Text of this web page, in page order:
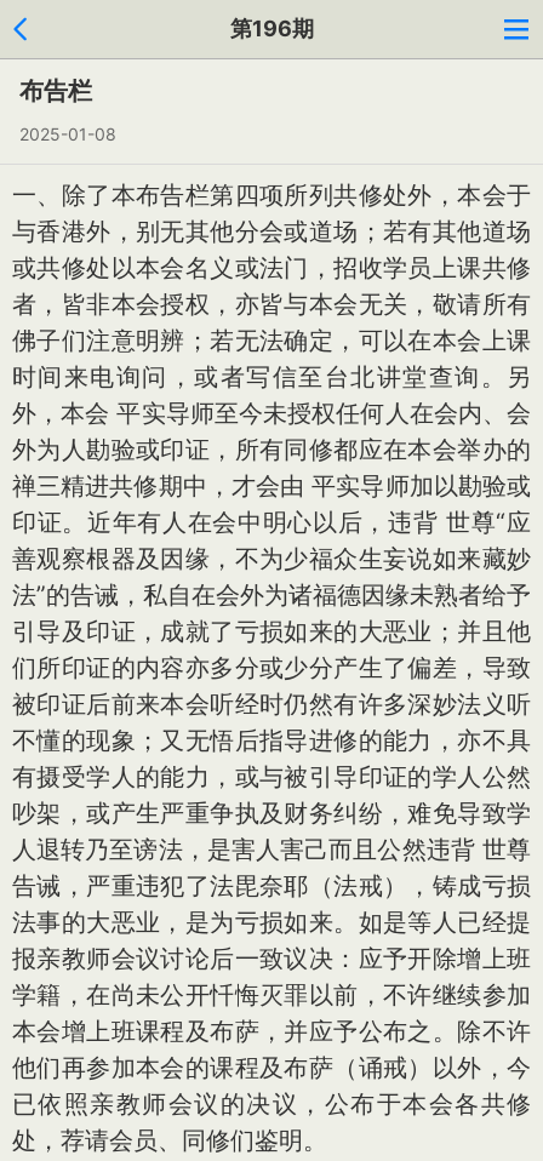
第196期
布告栏
2025-01-08
一、除了本布告栏第四项所列共修处外，本会于
与香港外，别无其他分会或道场；若有其他道场
或共修处以本会名义或法门，招收学员上课共修
者，皆非本会授权，亦皆与本会无关，敬请所有
佛子们注意明辨；若无法确定，可以在本会上课
时间来电询问，或者写信至台北讲堂查询。另
外，本会 平实导师至今未授权任何人在会内、会
外为人勘验或印证，所有同修都应在本会举办的
禅三精进共修期中，才会由 平实导师加以勘验或
印证。近年有人在会中明心以后，违背 世尊“应
善观察根器及因缘，不为少福众生妄说如来藏妙
法”的告诫，私自在会外为诸福德因缘未熟者给予
引导及印证，成就了亏损如来的大恶业；并且他
们所印证的内容亦多分或少分产生了偏差，导致
被印证后前来本会听经时仍然有许多深妙法义听
不懂的现象；又无悟后指导进修的能力，亦不具
有摄受学人的能力，或与被引导印证的学人公然
吵架，或产生严重争执及财务纠纷，难免导致学
人退转乃至谤法，是害人害己而且公然违背 世尊
告诫，严重违犯了法毘奈耶（法戒），铸成亏损
法事的大恶业，是为亏损如来。如是等人已经提
报亲教师会议讨论后一致议决：应予开除增上班
学籍，在尚未公开忏悔灭罪以前，不许继续参加
本会增上班课程及布萨，并应予公布之。除不许
他们再参加本会的课程及布萨（诵戒）以外，今
已依照亲教师会议的决议，公布于本会各共修
处，荐请会员、同修们鉴明。